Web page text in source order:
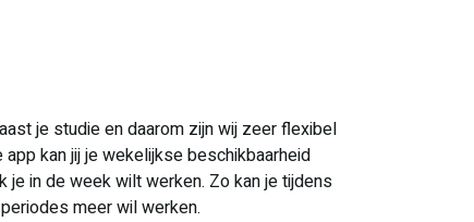
je studie en daarom zijn wij zeer flexibel
kan jij je wekelijkse beschikbaarheid
je in de week wilt werken. Zo kan je tijdens
meer wil werken.